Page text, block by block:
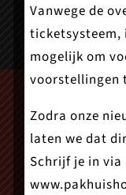
Vanwege de
ticketsysteem,
mogelijk om
voorstellingen
Zodra onze
laten we dat
Schrijf je in via